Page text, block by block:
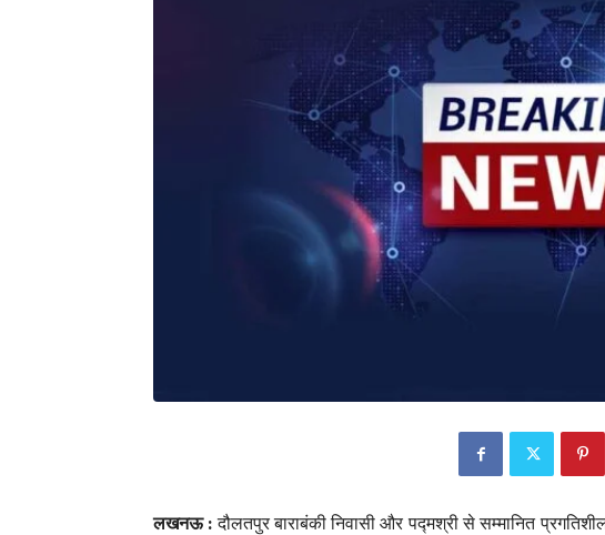
लखनऊ : दौलतपुर बाराबंकी निवासी और पद्मश्री से सम्मानित